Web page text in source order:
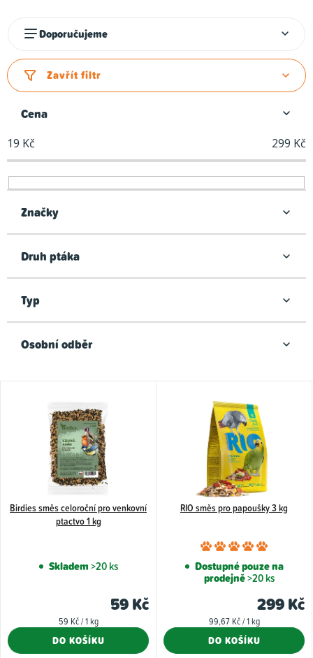
z
e
í
p
r
o
u
t
Doporučujeme
Zavřít filtr
Cena
19 Kč 299 Kč
Značky
Druh ptáka
Typ
Osobní odběr
r
ů
Birdies směs celoroční pro venkovní
ptactvo 1 kg
Skladem>20 ks
59 Kč
Měrná
59 Kč / 1 kg
DO KOŠÍKU
RIO směs pro papoušky 3 kg
je
5,0
z
Dostupné pouze na
prodejně>20 ks
299 Kč
Měrná
99,67 Kč / 1 kg
DO KOŠÍKU